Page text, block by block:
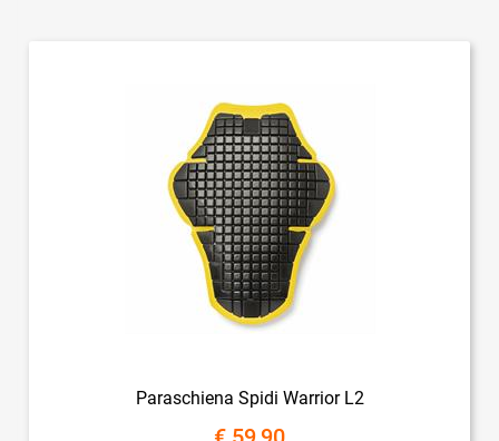
Paraschiena Spidi Warrior L2